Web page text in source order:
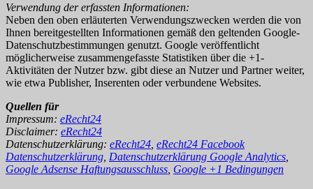
Verwendung der erfassten Informationen:
Neben den oben erläuterten Verwendungszwecken werden die von
Ihnen bereitgestellten Informationen gemäß den geltenden Google-
Datenschutzbestimmungen genutzt. Google veröffentlicht
möglicherweise zusammengefasste Statistiken über die +1-
Aktivitäten der Nutzer bzw. gibt diese an Nutzer und Partner weiter,
wie etwa Publisher, Inserenten oder verbundene Websites.
Quellen für
Impressum: eRecht24
Disclaimer: eRecht24
Datenschutzerklärung: eRecht24 eRecht24 Facebook
Datenschutzerklärung Datenschutzerklärung Google Analytics
Google Adsense Haftungsausschluss Google +1 Bedingungen